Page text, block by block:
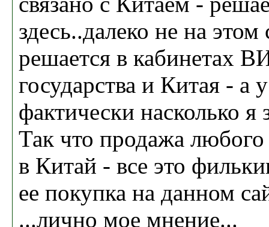
здесь..далеко не на этом
решается в кабинетах
государства и Китая - а
фактически насколько я
Так что продажа любого
в Китай - все это
ее покупка на данном
...лично мое мнение...